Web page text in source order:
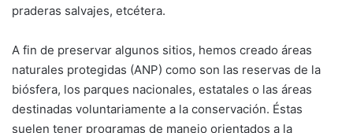
praderas salvajes, etcétera.
A fin de preservar algunos sitios, hemos creado áreas
naturales protegidas (ANP) como son las reservas de la
biósfera, los parques nacionales, estatales o las áreas
destinadas voluntariamente a la conservación. Éstas
suelen tener programas de manejo orientados a la